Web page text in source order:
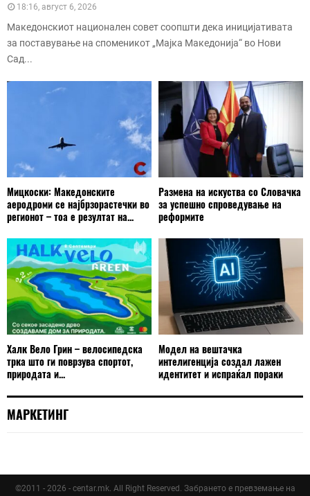
18:16, август 6, 2026
Македонскиот национален совет соопшти дека иницијативата
за поставување на споменикот „Мајка Македонија“ во Нови
Сад...
Мицкоски: Македонските
аеродроми се најбрзорастечки во
регионот – тоа е резултат на...
Размена на искуства со Словачка
за успешно спроведување на
реформите
Халк Вело Грин – велосипедска
трка што ги поврзува спортот,
природата и...
Модел на вештачка
интелигенција создал лажен
идентитет и испраќал пораки
МАРКЕТИНГ
©2011 - 2026 - centar.mk. All Right Reserved. Забрането е превземање на